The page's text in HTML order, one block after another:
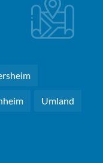
Umland